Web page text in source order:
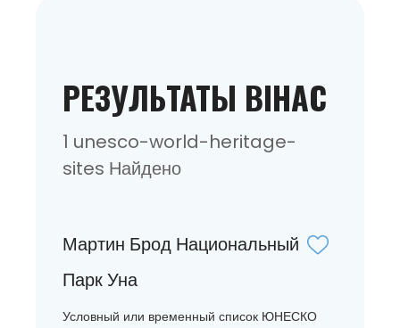
РЕЗУЛЬТАТЫ BIHAC
1 unesco-world-heritage-
sites Найдено
Мартин Брод Национальный
Парк Уна
Условный или временный список ЮНЕСКО